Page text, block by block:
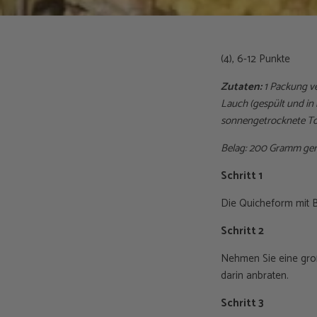
(4), 6-12 Punkte
Zutaten:1 Packung
Lauch (gespült und
sonnengetrocknete
Belag: 200 Gramm
Schritt 1
Die Quicheform mit
Schritt 2
Nehmen Sie eine
darin anbraten.
Schritt 3